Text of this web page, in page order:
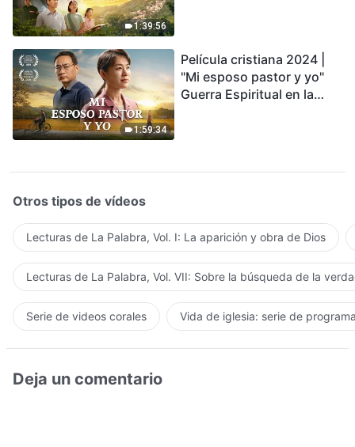
1:39:56
1:59:34
Película cristiana 2024 |
"Mi esposo pastor y yo"
Guerra Espiritual en la
Otros tipos de vídeos
Lecturas de La Palabra, Vol. I: La aparición y obra de Dios
Lecturas de La Palabra, Vol. VII: Sobre la búsqueda de la
Serie de videos corales Vida de iglesia: serie de
Deja un comentario